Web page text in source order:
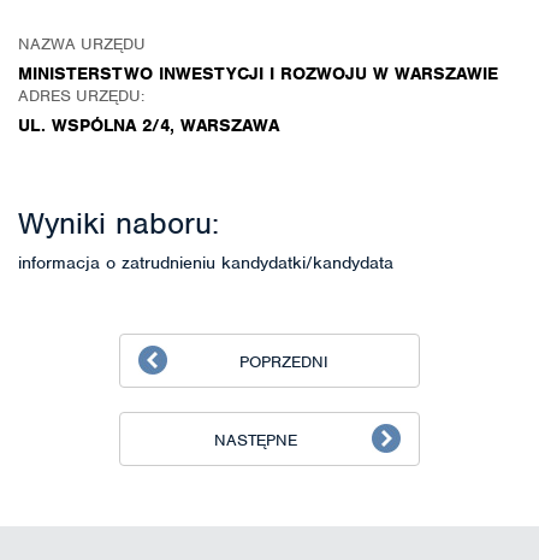
NAZWA URZĘDU
MINISTERSTWO INWESTYCJI I ROZWOJU W WARSZAWIE
ADRES URZĘDU:
UL. WSPÓLNA 2/4, WARSZAWA
Wyniki naboru:
informacja o zatrudnieniu kandydatki/kandydata
POPRZEDNI
NASTĘPNE